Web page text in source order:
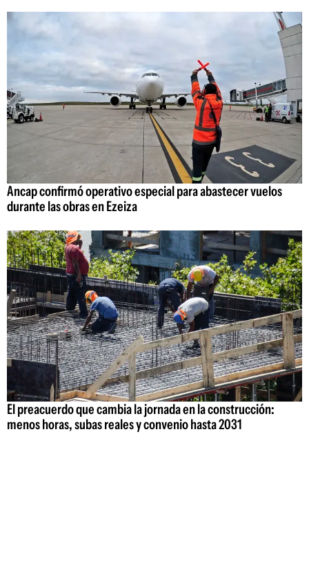
Ancap confirmó operativo especial para abastecer vuelos
durante las obras en Ezeiza
El preacuerdo que cambia la jornada en la construcción:
menos horas, subas reales y convenio hasta 2031